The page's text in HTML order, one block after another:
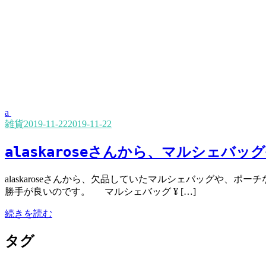
a
雑貨2019-11-222019-11-22
alaskaroseさんから、マルシェバッグ
alaskaroseさんから、欠品していたマルシェバッグや、ポー
勝手が良いのです。 マルシェバッグ ¥ […]
続きを読む
タグ